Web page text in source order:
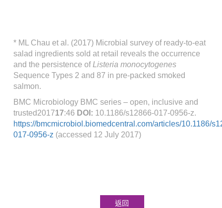
* ML Chau et al. (2017) Microbial survey of ready-to-eat
salad ingredients sold at retail reveals the occurrence
and the persistence of Listeria monocytogenes
Sequence Types 2 and 87 in pre-packed smoked
salmon.
BMC Microbiology BMC series – open, inclusive and
trusted201717:46 DOI: 10.1186/s12866-017-0956-z.
https://bmcmicrobiol.biomedcentral.com/articles/10.1186/
017-0956-z (accessed 12 July 2017)
返回